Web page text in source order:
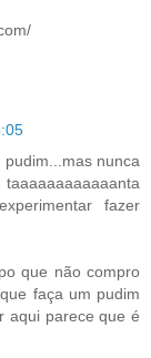
nunca
fazer
que não compro
faça um pudim
aqui parece que é